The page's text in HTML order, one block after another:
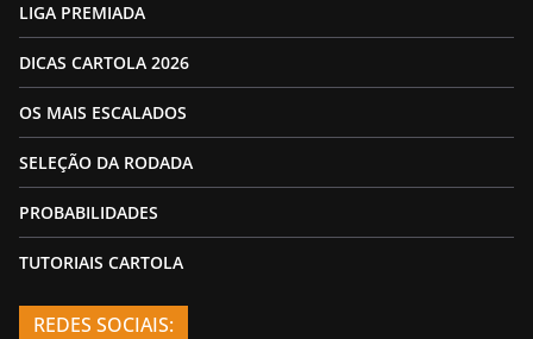
LIGA PREMIADA
DICAS CARTOLA 2026
OS MAIS ESCALADOS
SELEÇÃO DA RODADA
PROBABILIDADES
TUTORIAIS CARTOLA
REDES SOCIAIS: